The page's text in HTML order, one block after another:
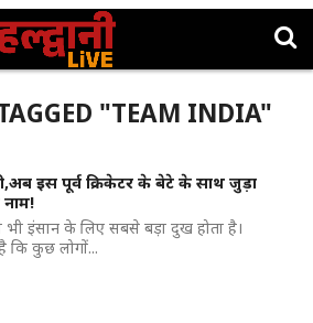
"TEAM INDIA"
इस पूर्व क्रिकेटर के बेटे के साथ जुड़ा
नाम!
भी इंसान के लिए सबसे बड़ा दुख होता है।
कि कुछ लोगों...